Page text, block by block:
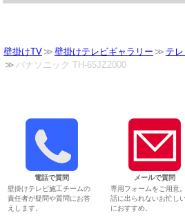
壁掛けTV 壁掛けテレビギャラリー
テ
パナソニック TH-65JZ2000
電話で質問
壁掛けテレビ施工チームの
責任者が疑問や質問にお答
えします。
メールで質問
専用フォームをご用意
話に出られないお忙し
におすすめ。